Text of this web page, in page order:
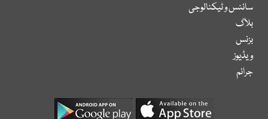
سائنس و ٹیکنالوجی
بلاگ
بزنس
ویڈیوز
جرائم